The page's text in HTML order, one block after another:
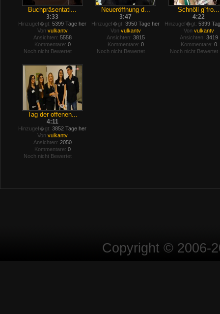
Buchpräsentati...
3:33
Hinzugef�gt: 5399 Tage her
Von vulkantv
Ansichten: 5558
Kommentare: 0
Noch nicht Bewertet
Neueröffnung d...
3:47
Hinzugef�gt: 3950 Tage her
Von vulkantv
Ansichten: 3815
Kommentare: 0
Noch nicht Bewertet
Schnöll g´fro...
4:22
Hinzugef�gt: 5399
Von vulkantv
Ansichten: 3419
Kommentare: 0
Noch nicht Bewertet
Tag der offenen...
4:11
Hinzugef�gt: 3852 Tage her
Von vulkantv
Ansichten: 2050
Kommentare: 0
Noch nicht Bewertet
Copyright © 2006-